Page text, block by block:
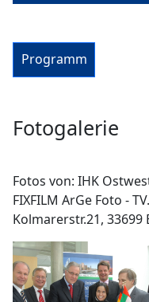
Programm
Fotogalerie
Fotos von: IHK
FIXFILM ArGe Foto -
Kolmarerstr.21, 33699